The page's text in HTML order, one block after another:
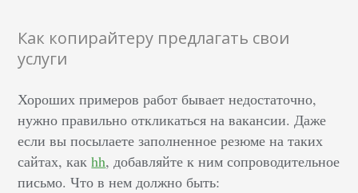
Как копирайтеру предлагать свои
услуги
Хороших примеров работ бывает недостаточно,
нужно правильно откликаться на вакансии. Даже
если вы посылаете заполненное резюме на таких
сайтах, какhh, добавляйте к ним сопроводительное
письмо. Что в нем должно быть: